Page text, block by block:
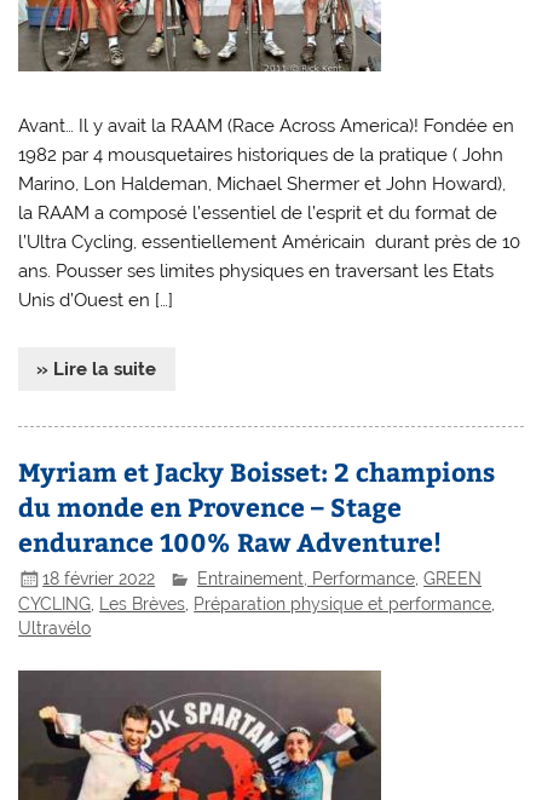
Avant… Il y avait la RAAM (Race Across America)! Fondée en
1982 par 4 mousquetaires historiques de la pratique ( John
Marino, Lon Haldeman, Michael Shermer et John Howard),
la RAAM a composé l’essentiel de l’esprit et du format de
l’Ultra Cycling, essentiellement Américain durant près de 10
ans. Pousser ses limites physiques en traversant les Etats
Unis d’Ouest en […]
» Lire la suite
Myriam et Jacky Boisset: 2 champions
du monde en Provence – Stage
endurance 100% Raw Adventure!
18 février 2022 Entrainement, Performance ,GREEN
CYCLING, Les Brèves, Préparation physique et performance,
Ultravélo